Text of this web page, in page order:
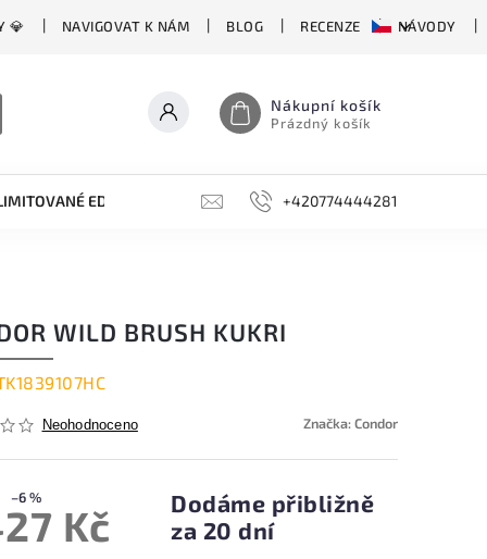
💎 NAVIGOVAT K NÁM BLOG RECENZE NÁVODY
Nákupní košík
Prázdný košík
EDICE BROUSKY, BRUSKY, OCÍLKY
+420774444281
WILD BRUSH KUKRI
Neohodnoceno Značka:Condor
–6 %
Kč
Dodáme přibližně
za 20 dní